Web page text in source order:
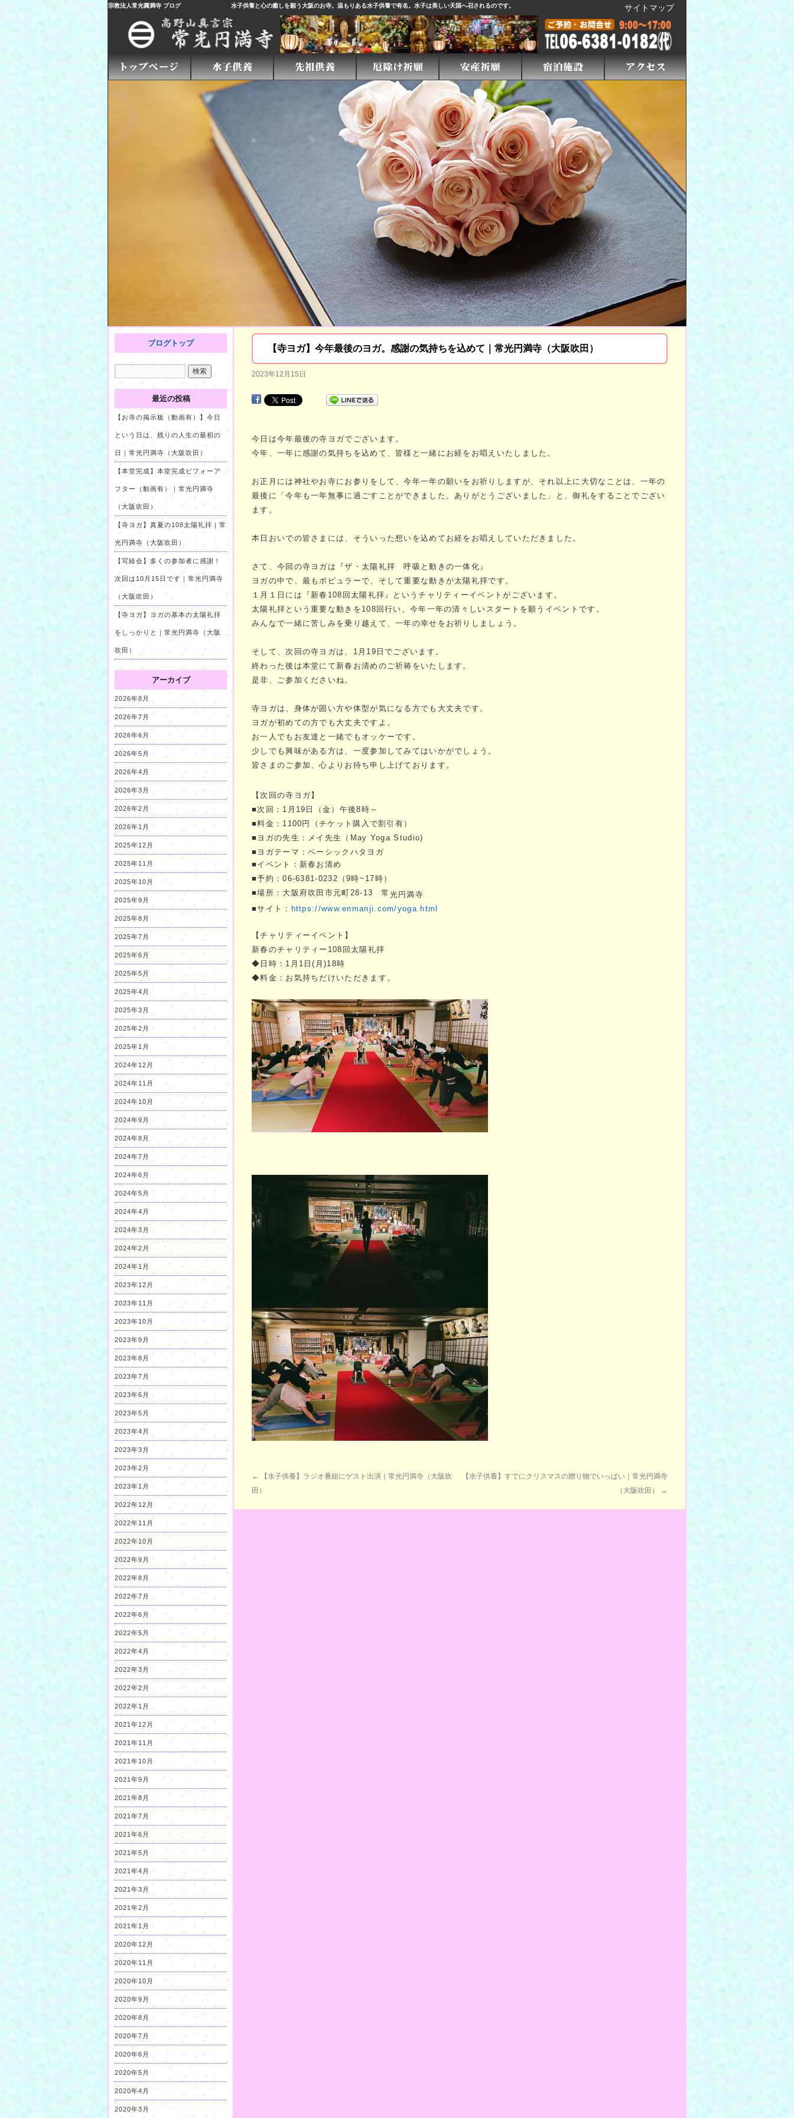
宗教法人常光圓満寺 ブログ 水子供養と心の癒しを願う大阪のお寺。温もりある水子供養で有名。水子は美しい天国へ召されるのです。 サイトマップ
【寺ヨガ】今年最後のヨガ。感謝の気持ちを込めて｜常光円満寺（大阪吹田）
2023年12月15日
今日は今年最後の寺ヨガでございます。
今年、一年に感謝の気持ちを込めて、皆様と一緒にお経をお唱えいたしました。
お正月には神社やお寺にお参りをして、今年一年の願いをお祈りしますが、それ以上に大切なことは、一年の
最後に「今年も一年無事に過ごすことができました。ありがとうございました」と、御礼をすることでござい
ます。
本日おいでの皆さまには、そういった想いを込めてお経をお唱えしていただきました。
さて、今回の寺ヨガは『ザ・太陽礼拝 呼吸と動きの一体化』
ヨガの中で、最もポピュラーで、そして重要な動きが太陽礼拝です。
１月１日には『新春108回太陽礼拝』というチャリティーイベントがございます。
太陽礼拝という重要な動きを108回行い、今年一年の清々しいスタートを願うイベントです。
みんなで一緒に苦しみを乗り越えて、一年の幸せをお祈りしましょう。
そして、次回の寺ヨガは、1月19日でございます。
終わった後は本堂にて新春お清めのご祈祷をいたします。
是非、ご参加くださいね。
寺ヨガは、身体が固い方や体型が気になる方でも大丈夫です。
ヨガが初めての方でも大丈夫ですよ。
お一人でもお友達と一緒でもオッケーです。
少しでも興味がある方は、一度参加してみてはいかがでしょう。
皆さまのご参加、心よりお待ち申し上げております。
【次回の寺ヨガ】
■次回：1月19 日（金）午後8時～
■料金：1100円（チケット購入で割引有）
■ヨガの先生：メイ先生（May Yoga Studio)
■ヨガテーマ：ベーシックハタヨガ
■イベント：新春お清め
■予約：06-6381-0232（9時~17時）
■場所：大阪府吹田市元町28-13 常 光円満寺
■サイト： https://www.enmanji.com/yoga.html
【チャリティーイベント】
新春のチャリティー108回太陽礼拝
◆日時：1月1日(月)18時
◆料金：お気持ちだけいただきます。
←
【水子供養】ラジオ番組にゲスト出演｜常光円満寺（大阪吹
田）
【水子供養】すでにクリスマスの贈り物でいっぱい｜常光円満寺
（大阪吹田）
→
ブログトップ
最近の投稿
【お寺の掲示板（動画有）】今日
という日は、残りの人生の最初の
日｜常光円満寺（大阪吹田）
【本堂完成】本堂完成ビフォーア
フター（動画有）｜常光円満寺
（大阪吹田）
【寺ヨガ】真夏の108太陽礼拝｜常
光円満寺（大阪吹田）
【写経会】多くの参加者に感謝！
次回は10月15日です｜常光円満寺
（大阪吹田）
【寺ヨガ】ヨガの基本の太陽礼拝
をしっかりと｜常光円満寺（大阪
吹田）
アーカイブ
2026年8月
2026年7月
2026年6月
2026年5月
2026年4月
2026年3月
2026年2月
2026年1月
2025年12月
2025年11月
2025年10月
2025年9月
2025年8月
2025年7月
2025年6月
2025年5月
2025年4月
2025年3月
2025年2月
2025年1月
2024年12月
2024年11月
2024年10月
2024年9月
2024年8月
2024年7月
2024年6月
2024年5月
2024年4月
2024年3月
2024年2月
2024年1月
2023年12月
2023年11月
2023年10月
2023年9月
2023年8月
2023年7月
2023年6月
2023年5月
2023年4月
2023年3月
2023年2月
2023年1月
2022年12月
2022年11月
2022年10月
2022年9月
2022年8月
2022年7月
2022年6月
2022年5月
2022年4月
2022年3月
2022年2月
2022年1月
2021年12月
2021年11月
2021年10月
2021年9月
2021年8月
2021年7月
2021年6月
2021年5月
2021年4月
2021年3月
2021年2月
2021年1月
2020年12月
2020年11月
2020年10月
2020年9月
2020年8月
2020年7月
2020年6月
2020年5月
2020年4月
2020年3月